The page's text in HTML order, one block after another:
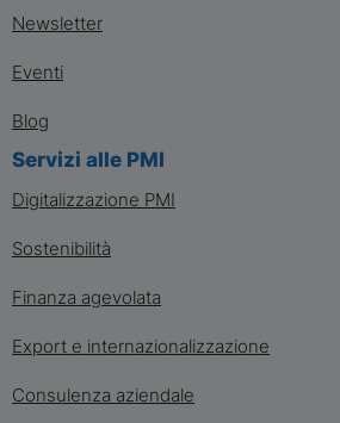
Newsletter
Eventi
Blog
Servizi alle PMI
Digitalizzazione PMI
Sostenibilità
Finanza agevolata
Export e internazionalizzazione
Consulenza aziendale